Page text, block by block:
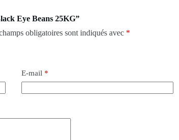
Eye Beans 25KG”
obligatoires sont indiqués avec *
E-mail *